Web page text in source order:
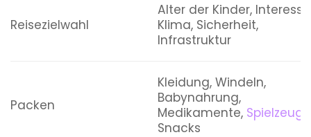
Reisezielwahl
Alter der Kinder,
Klima, Sicherheit,
Infrastruktur
Packen
Kleidung, Windeln,
Babynahrung,
Medikamente, Spielzeug
Snacks